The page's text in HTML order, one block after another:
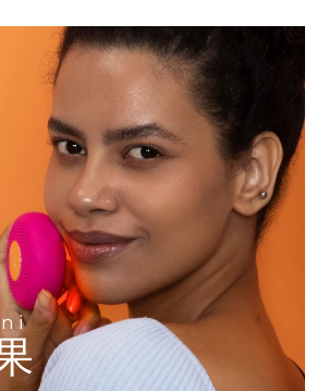
anti-aging massage
4 mini
skin, T-zone
4 go
or gym bag
护肤
cleansers & balm
line smoothing device
提拉护理
anti-aging skincare
设备
facelift devices
3 LED
infrared and red light therapy
3 mini
light therapy device for young skin
3 go
red light therapy
4 plus
hybrid silicone sonic toothbrush
4 smile
silicone sonic toothbrush
4 baby
0-3
Teeth Whitening Set
101
anti-aging
102
clinical anti-aging
103
clinical anti-aging set
LED治疗
201
202
211
neck & décolleté LED mask
301
hair strengthening scalp massager
Scalp Serum
肌肤年轻化
NEW
501
Red Light Therapy
502
预计送达日期8/12/26
预计送达日期
预计送达日期
预计送达日期8/12/26
预计送达日期 8/8/26
预计送达日期8/9/26
预计送达日期 8/8/26
预计送达日期